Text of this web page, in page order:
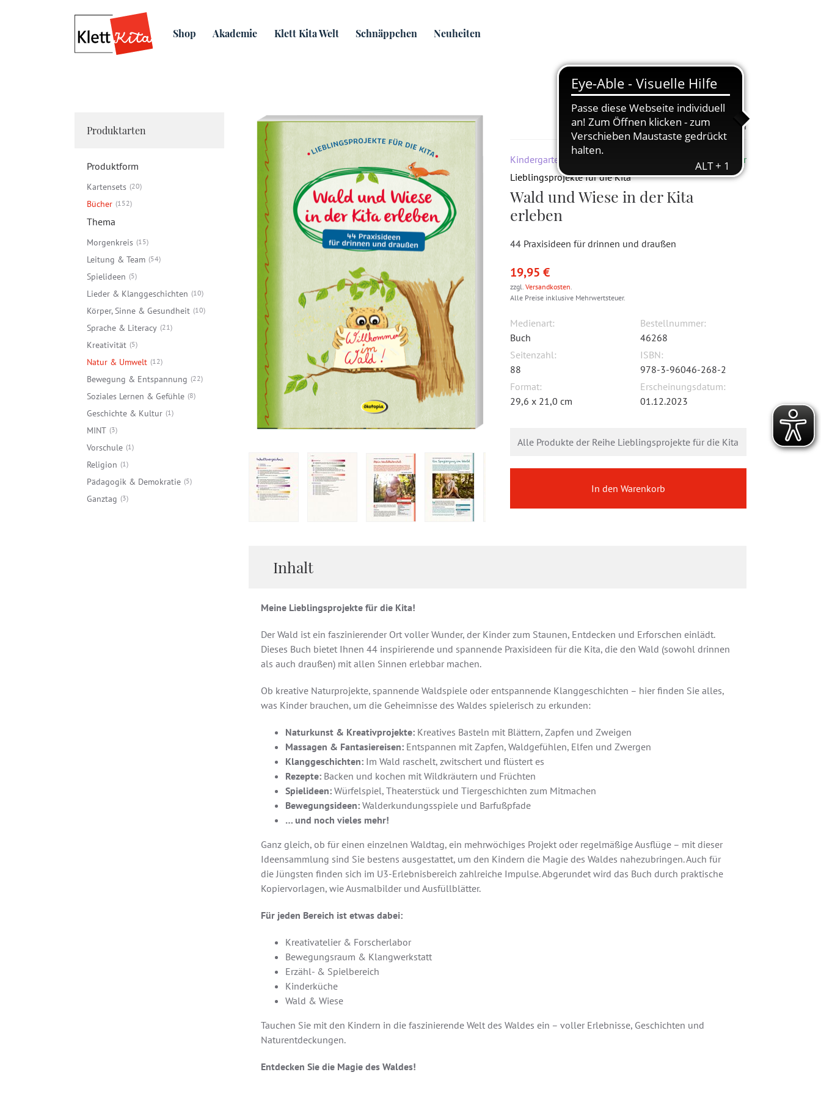
Shop Akademie Klett Kita Welt Schnäppchen Neuheiten
Bücher Lieblingsprojekte für die Kita Wald und Wiese in der Kita erleben
Produktarten
Produktform
Kartensets 20
Bücher 152
Thema
Morgenkreis 15
Leitung & Team 54
Spielideen 5
Lieder & Klanggeschichten 10
Körper, Sinne & Gesundheit 10
Sprache & Literacy 21
Kreativität 5
Natur & Umwelt 12
Bewegung & Entspannung 22
Soziales Lernen & Gefühle 8
Geschichte & Kultur 1
MINT 3
Vorschule 1
Religion 1
Pädagogik & Demokratie 5
Ganztag 3
Zur Merkliste hinzufügen
Kindergarten & Kita
Lieferbar
Lieblingsprojekte für die Kita
Wald und Wiese in der Kita
erleben
44 Praxisideen für drinnen und draußen
19,95 €
zzgl. Versandkosten.
Alle Preise inklusive Mehrwertsteuer.
Medienart:
Buch
Seitenzahl:
88
Format:
29,6 x 21,0 cm
Bestellnummer:
46268
ISBN:
978-3-96046-268-2
Erscheinungsdatum:
01.12.2023
Alle Produkte der Reihe Lieblingsprojekte für die Kita
In den Warenkorb
Inhalt
Meine Lieblingsprojekte für die Kita!
Der Wald ist ein faszinierender Ort voller Wunder, der Kinder zum Staunen, Entdecken und Erforschen einlädt.
Dieses Buch bietet Ihnen 44 inspirierende und spannende Praxisideen für die Kita, die den Wald (sowohl drinnen
als auch draußen) mit allen Sinnen erlebbar machen.
Ob kreative Naturprojekte, spannende Waldspiele oder entspannende Klanggeschichten – hier finden Sie alles,
was Kinder brauchen, um die Geheimnisse des Waldes spielerisch zu erkunden:
Naturkunst & Kreativprojekte: Kreatives Basteln mit Blättern, Zapfen und Zweigen
Massagen & Fantasiereisen: Entspannen mit Zapfen, Waldgefühlen, Elfen und Zwergen
Klanggeschichten: Im Wald raschelt, zwitschert und flüstert es
Rezepte: Backen und kochen mit Wildkräutern und Früchten
Spielideen: Würfelspiel, Theaterstück und Tiergeschichten zum Mitmachen
Bewegungsideen: Walderkundungsspiele und Barfußpfade
… und noch vieles mehr!
Ganz gleich, ob für einen einzelnen Waldtag, ein mehrwöchiges Projekt oder regelmäßige Ausflüge – mit dieser
Ideensammlung sind Sie bestens ausgestattet, um den Kindern die Magie des Waldes nahezubringen. Auch für
die Jüngsten finden sich im U3-Erlebnisbereich zahlreiche Impulse. Abgerundet wird das Buch durch praktische
Kopiervorlagen, wie Ausmalbilder und Ausfüllblätter.
Für jeden Bereich ist etwas dabei:
Kreativatelier & Forscherlabor
Bewegungsraum & Klangwerkstatt
Erzähl- & Spielbereich
Kinderküche
Wald & Wiese
Tauchen Sie mit den Kindern in die faszinierende Welt des Waldes ein – voller Erlebnisse, Geschichten und
Naturentdeckungen.
Entdecken Sie die Magie des Waldes!